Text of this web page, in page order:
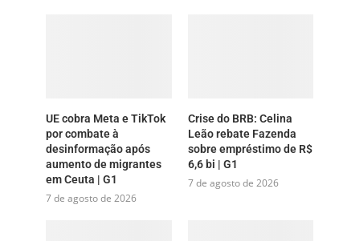
UE cobra Meta e TikTok
por combate à
desinformação após
aumento de migrantes
em Ceuta | G1
7 de agosto de 2026
Crise do BRB: Celina
Leão rebate Fazenda
sobre empréstimo de R$
6,6 bi | G1
7 de agosto de 2026